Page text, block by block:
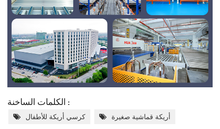
الكلمات الساخنة :
كرسي أريكة للأطفال أريكة قماشية صغيرة